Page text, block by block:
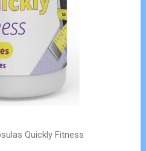
Quickly Fitness